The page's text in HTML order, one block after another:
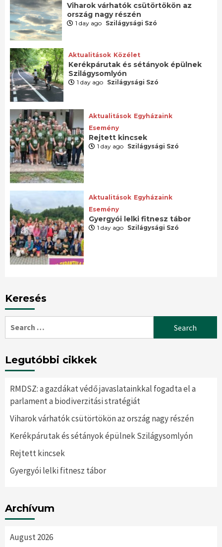
Viharok várhatók csütörtökön az
ország nagy részén
1 day ago Szilágysági Szó
Aktualitások Közélet
Kerékpárutak és sétányok épülnek
Szilágysomlyón
1 day ago Szilágysági Szó
Aktualitások Egyházaink
Esemény
Rejtett kincsek
1 day ago Szilágysági Szó
Aktualitások Egyházaink
Esemény
Gyergyói lelki fitnesz tábor
1 day ago Szilágysági Szó
Keresés
Legutóbbi cikkek
RMDSZ: a gazdákat védő javaslatainkkal fogadta el a
parlament a biodiverzitási stratégiát
Viharok várhatók csütörtökön az ország nagy részén
Kerékpárutak és sétányok épülnek Szilágysomlyón
Rejtett kincsek
Gyergyói lelki fitnesz tábor
Archívum
August 2026